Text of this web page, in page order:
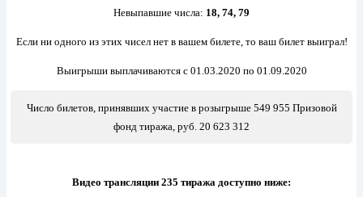
Невыпавшие числа: 18, 74, 79
Если ни одного из этих чисел нет в вашем билете, то ваш билет выиграл!
Выигрыши выплачиваются с 01.03.2020 по 01.09.2020
Число билетов, принявших участие в розыгрыше 549 955 Призовой
фонд тиража, руб. 20 623 312
Видео трансляции 235 тиража доступно ниже: